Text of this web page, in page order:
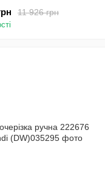
11 926 грн